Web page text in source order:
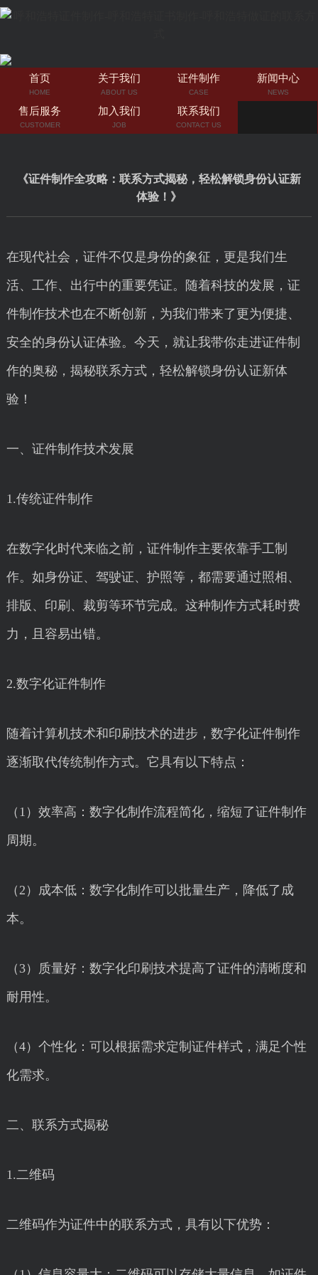
首页
HOME
关于我们
ABOUT US
证件制作
CASE
新闻中心
NEWS
售后服务
CUSTOMER
加入我们
JOB
联系我们
CONTACT US
《证件制作全攻略：联系方式揭秘，轻松解锁身份认证新
体验！》
在现代社会，证件不仅是身份的象征，更是我们生
活、工作、出行中的重要凭证。随着科技的发展，证
件制作技术也在不断创新，为我们带来了更为便捷、
安全的身份认证体验。今天，就让我带你走进证件制
作的奥秘，揭秘联系方式，轻松解锁身份认证新体
验！
一、证件制作技术发展
1.传统证件制作
在数字化时代来临之前，证件制作主要依靠手工制
作。如身份证、驾驶证、护照等，都需要通过照相、
排版、印刷、裁剪等环节完成。这种制作方式耗时费
力，且容易出错。
2.数字化证件制作
随着计算机技术和印刷技术的进步，数字化证件制作
逐渐取代传统制作方式。它具有以下特点：
（1）效率高：数字化制作流程简化，缩短了证件制作
周期。
（2）成本低：数字化制作可以批量生产，降低了成
本。
（3）质量好：数字化印刷技术提高了证件的清晰度和
耐用性。
（4）个性化：可以根据需求定制证件样式，满足个性
化需求。
二、联系方式揭秘
1.二维码
二维码作为证件中的联系方式，具有以下优势：